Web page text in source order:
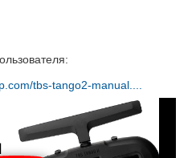
tbs-tango2-manual....